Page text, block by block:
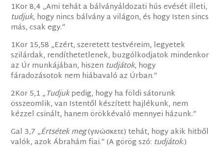
1Kor 8,4 „Ami tehát a bálványáldozati hús evését illeti,
tudjuk, hogy nincs bálvány a világon, és hogy Isten sincs
más, csak egy.”
1Kor 15,58 „Ezért, szeretett testvéreim, legyetek
szilárdak, rendíthetetlenek, buzgólkodjatok mindenkor
az Úr munkájában, hiszen tudjátok, hogy
fáradozásotok nem hiábavaló az Úrban.”
2Kor 5,1 „Tudjukpedig, hogy ha földi sátorunk
összeomlik, van Istentől készített hajlékunk, nem
kézzel csinált, hanem örökkévaló mennyei házunk.”
Gal 3,7 „Értsétek meg(γινώσκετε) tehát, hogy akik hitből
valók, azok Ábrahám fiai.” (A görög szó: tudjátok.)